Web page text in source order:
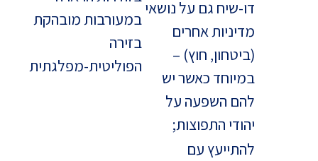
דו-שיח גם על נושאי
מדיניות אחרים
(ביטחון, חוץ) –
במיוחד כאשר יש
להם השפעה על
יהודי התפוצות;
במעורבות מובהקת
בזירה
הפוליטית-מפלגתית
להתייעץ עם